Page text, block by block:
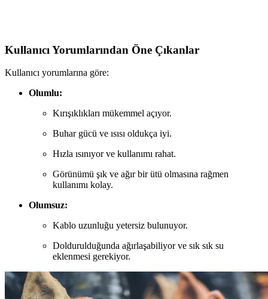
Kullanıcı Yorumlarından Öne Çıkanlar
Kullanıcı yorumlarına göre:
Olumlu:
Kırışıklıkları mükemmel açıyor.
Buhar gücü ve ısısı oldukça iyi.
Hızla ısınıyor ve kullanımı rahat.
Görünümü şık ve ağır bir ütü olmasına rağmen
kullanımı kolay.
Olumsuz:
Kablo uzunluğu yetersiz bulunuyor.
Doldurulduğunda ağırlaşabiliyor ve sık sık su
eklenmesi gerekiyor.